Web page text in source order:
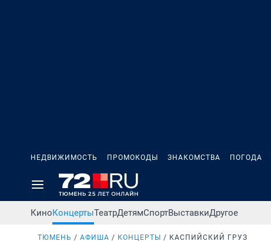
НЕДВИЖИМОСТЬ ПРОМОКОДЫ ЗНАКОМСТВА ПОГОДА
КиноКонцертыТеатрДетямСпортВыставкиДругое
ТЮМЕНЬ АФИША КОНЦЕРТЫ КАСПИЙСКИЙ ГРУЗ